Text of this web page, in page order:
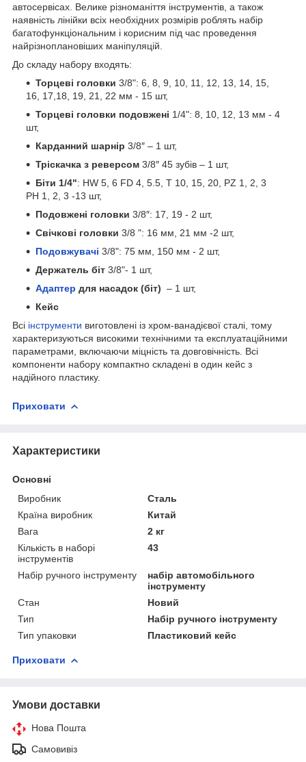
автосервісах. Велике різноманіття інструментів, а також
наявність лінійки всіх необхідних розмірів роблять набір
багатофункціональним і корисним під час проведення
найрізноплановіших маніпуляцій.
До складу набору входять:
Торцеві головки 3/8": 6, 8, 9, 10, 11, 12, 13, 14, 15,
16, 17,18, 19, 21, 22 мм - 15 шт,
Торцеві головки подовжені 1/4": 8, 10, 12, 13 мм - 4
шт,
Карданний шарнір 3/8″ – 1 шт,
Тріскачка з реверсом 3/8″ 45 зубів – 1 шт,
Біти 1/4": HW 5, 6 FD 4, 5.5, T 10, 15, 20, PZ 1, 2, 3
PH 1, 2, 3 -13 шт,
Подовжені головки 3/8″: 17, 19 - 2 шт,
Свічкові головки 3/8 ": 16 мм, 21 мм -2 шт,
Подовжувачі 3/8": 75 мм, 150 мм - 2 шт,
Держатель біт 3/8"- 1 шт,
Адаптер для насадок (біт) – 1 шт,
Кейс
Всі інструменти виготовлені із хром-ванадієвої сталі, тому
характеризуються високими технічними та експлуатаційними
параметрами, включаючи міцність та довговічність. Всі
компоненти набору компактно складені в один кейс з
надійного пластику.
Приховати
Характеристики
Основні
Виробник
Сталь
Країна виробник
Китай
Вага
2 кг
Кількість в наборі
інструментів
43
Набір ручного інструменту
набір автомобільного
інструменту
Стан
Новий
Тип
Набір ручного інструменту
Тип упаковки
Пластиковий кейс
Приховати
Умови доставки
Нова Пошта
Самовивіз